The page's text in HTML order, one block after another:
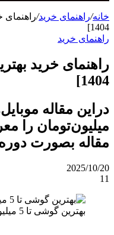
برای خانه/راهنمای خرید/
1404]
راهنمای خرید
1404]
میلیون‌تومان را
مقاله بصورت
2025/10/20
11
بهترین گوشی تا 5 میلیون